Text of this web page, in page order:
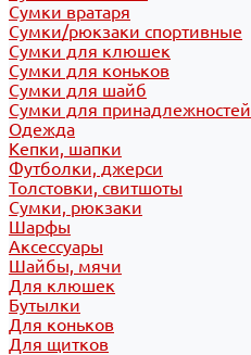
Сумки вратаря
Сумки/рюкзаки спортивные
Сумки для клюшек
Сумки для коньков
Сумки для шайб
Сумки для принадлежностей
Одежда
Кепки, шапки
Футболки, джерси
Толстовки, свитшоты
Сумки, рюкзаки
Шарфы
Аксессуары
Шайбы, мячи
Для клюшек
Бутылки
Для коньков
Для щитков